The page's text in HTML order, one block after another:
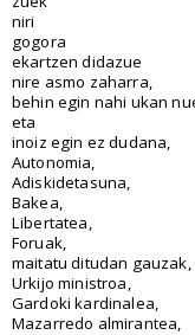
niri
gogora
ekartzen didazue
nire asmo zaharra,
behin egin nahi ukan
eta
inoiz egin ez dudana,
Autonomia,
Adiskidetasuna,
Bakea,
Libertatea,
Foruak,
maitatu ditudan gauzak,
Urkijo ministroa,
Gardoki kardinalea,
Mazarredo almirantea,